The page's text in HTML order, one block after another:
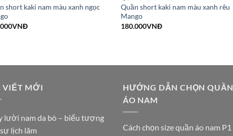
short kaki nam màu xanh ngọc
VNĐ
Quần short kaki nam màu xanh rêu
Mango
180.000VNĐ
VIẾT MỚI
lười nam da bò – biểu tượng
lịch lãm
HƯỚNG DẪN CHỌN QUẦN
ÁO NAM
Cách chọn size quần áo nam P1